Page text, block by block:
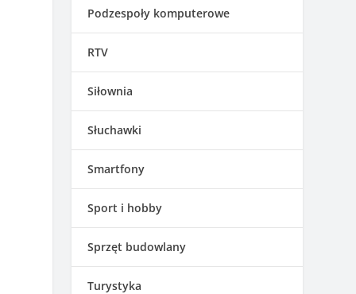
Podzespoły komputerowe
RTV
Siłownia
Słuchawki
Smartfony
Sport i hobby
Sprzęt budowlany
Turystyka